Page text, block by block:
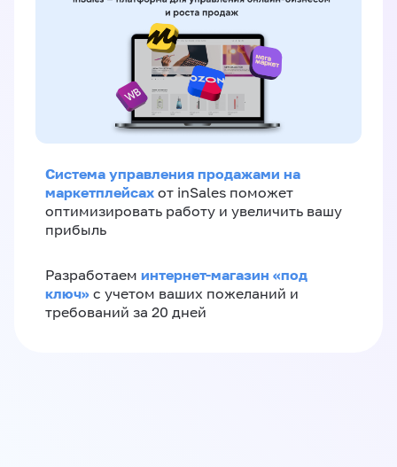
Система управления продажами на
маркетплейсах от inSales поможет
оптимизировать работу и увеличить вашу
прибыль
Разработаем интернет-магазин «‎под
ключ»‎ с учетом ваших пожеланий и
требований за 20 дней